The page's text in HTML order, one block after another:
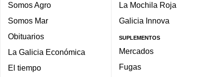
Somos Agro
Somos Mar
Obituarios
La Galicia Económica
El tiempo
La Mochila Roja
Galicia Innova
SUPLEMENTOS
Mercados
Fugas